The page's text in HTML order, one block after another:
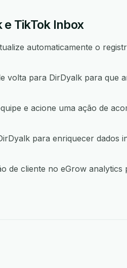
TikTok Inbox
automaticamente o
volta para DirDyalk para que
e acione uma ação de
para enriquecer dados
de cliente no eGrow analytics